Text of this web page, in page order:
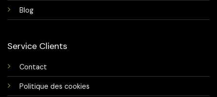
Blog
Service Clients
Contact
Politique des cookies